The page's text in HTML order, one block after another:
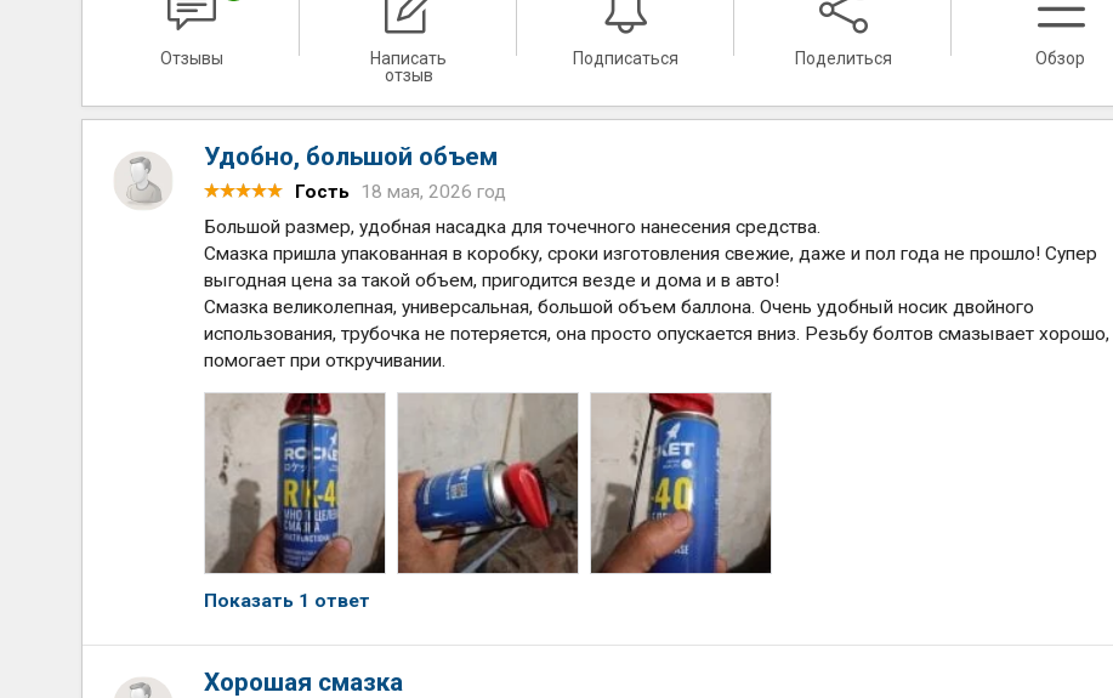
Отзывы
Написать
отзыв
Подписаться Поделиться Обзор
Удобно, большой объем
Гость
18 мая, 2026 год
Большой размер, удобная насадка для точечного нанесения средства.
Смазка пришла упакованная в коробку, сроки изготовления свежие, даже и пол года не прошло! Супер
выгодная цена за такой объем, пригодится везде и дома и в авто!
Смазка великолепная, универсальная, большой объем баллона. Очень удобный носик двойного
использования, трубочка не потеряется, она просто опускается вниз. Резьбу болтов смазывает хорошо,
помогает при откручивании.
Показать 1 ответ
Хорошая смазка